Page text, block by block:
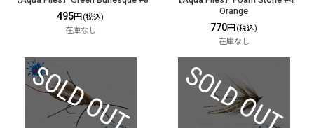
495円 (税込)
在庫なし
Orange
770円 (税込)
在庫なし